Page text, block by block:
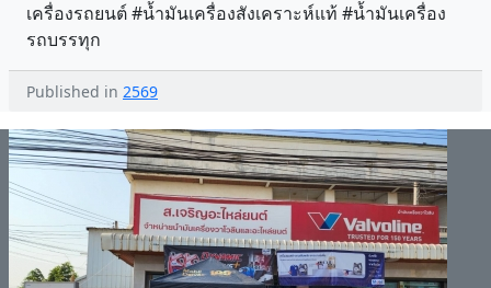
เครื่องรถยนต์ #น้ำมันเครื่องสังเคราะห์แท้ #น้ำมันเครื่อง
รถบรรทุก
Published in 2569